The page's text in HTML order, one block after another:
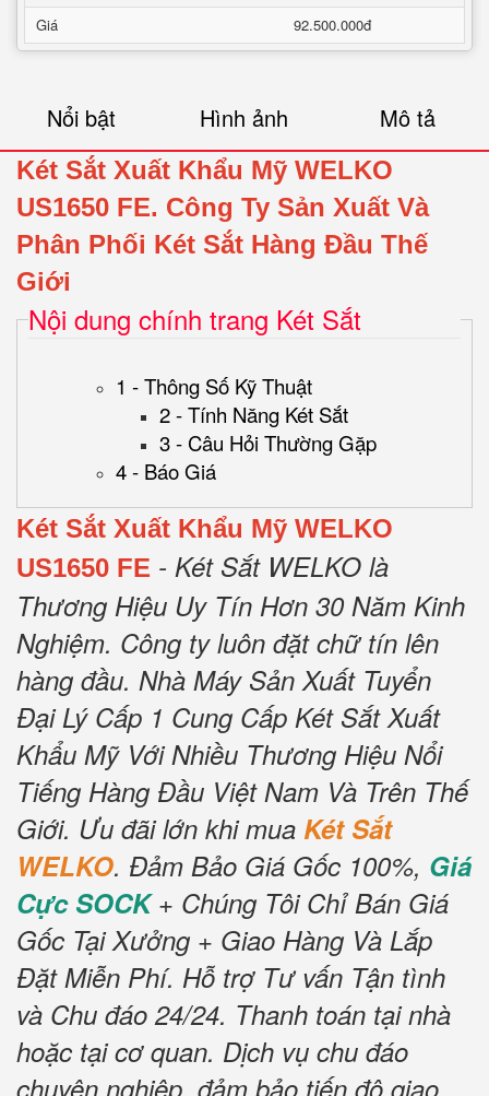
Giá
92.500.000đ
Nổi bật Hình ảnh Mô tả
Két Sắt Xuất Khẩu Mỹ WELKO
US1650 FE. Công Ty Sản Xuất Và
Phân Phối Két Sắt Hàng Đầu Thế
Giới
Nội dung chính trang Két Sắt
1 - Thông Số Kỹ Thuật
2 - Tính Năng Két Sắt
3 - Câu Hỏi Thường Gặp
4 - Báo Giá
Két Sắt Xuất Khẩu Mỹ WELKO
US1650 FE - Két Sắt WELKO là
Thương Hiệu Uy Tín Hơn 30 Năm Kinh
Nghiệm. Công ty luôn đặt chữ tín lên
hàng đầu. Nhà Máy Sản Xuất Tuyển
Đại Lý Cấp 1 Cung Cấp Két Sắt Xuất
Khẩu Mỹ Với Nhiều Thương Hiệu Nổi
Tiếng Hàng Đầu Việt Nam Và Trên Thế
Giới. Ưu đãi lớn khi mua Két Sắt
WELKO. Đảm Bảo Giá Gốc 100%, Giá
Cực SOCK+ Chúng Tôi Chỉ Bán Giá
Gốc Tại Xưởng + Giao Hàng Và Lắp
Đặt Miễn Phí. Hỗ trợ Tư vấn Tận tình
và Chu đáo 24/24. Thanh toán tại nhà
hoặc tại cơ quan. Dịch vụ chu đáo
chuyên nghiệp, đảm bảo tiến độ giao